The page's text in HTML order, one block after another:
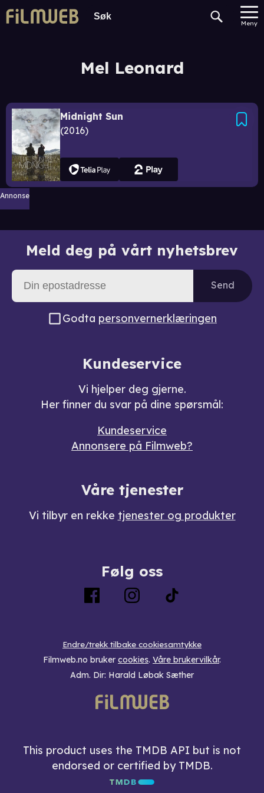
Meny
Mel Leonard
Midnight Sun
2016
Annonse
Meld deg på vårt nyhetsbrev
Send
Godta personvernerklæringen
Kundeservice
Vi hjelper deg gjerne.
Her finner du svar på dine spørsmål:
Kundeservice
Annonsere på Filmweb?
Våre tjenester
Vi tilbyr en rekke tjenester og produkter
Følg oss
Endre/trekk tilbake cookiesamtykke
Filmweb.no bruker cookies. Våre brukervilkår.
Adm. Dir: Harald Løbak Sæther
This product uses the TMDB API but is not
endorsed or certified by TMDB.